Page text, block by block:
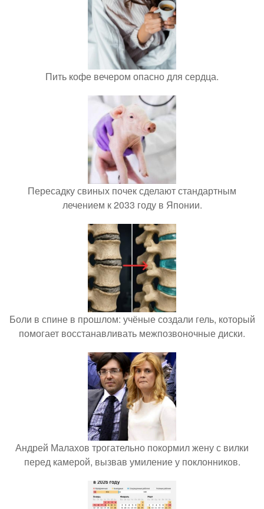
Пить кофе вечером опасно для сердца.
Пересадку свиных почек сделают стандартным
лечением к 2033 году в Японии.
Боли в спине в прошлом: учёные создали гель, который
помогает восстанавливать межпозвоночные диски.
Андрей Малахов трогательно покормил жену с вилки
перед камерой, вызвав умиление у поклонников.